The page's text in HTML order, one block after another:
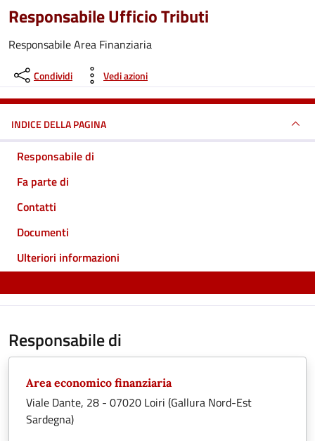
Responsabile Ufficio Tributi
Responsabile Area Finanziaria
Condividi Vedi azioni
INDICE DELLA PAGINA
Responsabile di
Fa parte di
Contatti
Documenti
Ulteriori informazioni
Responsabile di
Area economico finanziaria
Viale Dante, 28 - 07020 Loiri (Gallura Nord-Est
Sardegna)